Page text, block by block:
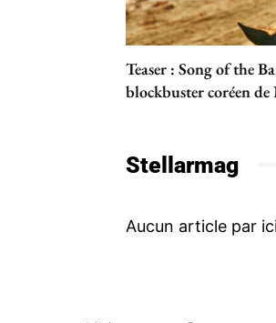
Teaser : Song of the
blockbuster coréen
Stellarmag